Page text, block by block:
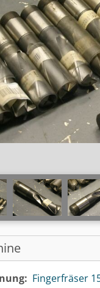
Fingerfräser